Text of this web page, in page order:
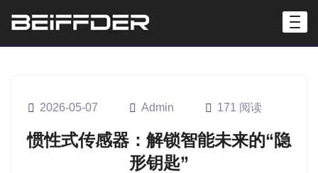
2026-05-07 Admin 171 阅读
惯性式传感器：解锁智能未来的“隐
形钥匙”